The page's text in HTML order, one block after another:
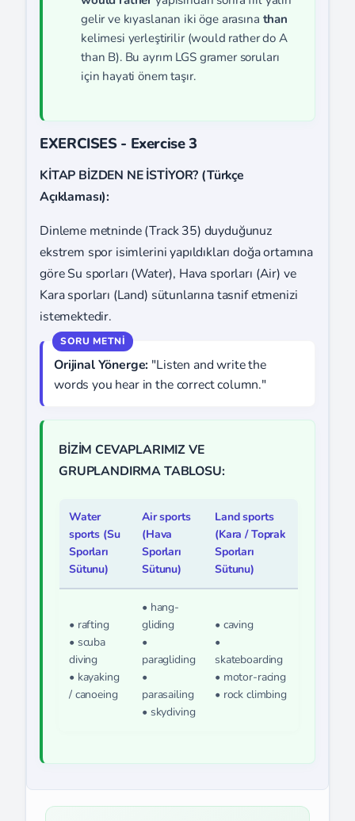
gelir ve kıyaslanan iki öge arasına than
kelimesi yerleştirilir (would rather do A
than B). Bu ayrım LGS gramer soruları
için hayati önem taşır.
EXERCISES - Exercise 3
KİTAP BİZDEN NE İSTİYOR? (Türkçe
Açıklaması):
Dinleme metninde (Track 35) duyduğunuz
ekstrem spor isimlerini yapıldıkları doğa ortamına
göre Su sporları (Water), Hava sporları (Air) ve
Kara sporları (Land) sütunlarına tasnif etmenizi
istemektedir.
Orijinal Yönerge: "Listen and write the
words you hear in the correct column."
BİZİM CEVAPLARIMIZ VE
GRUPLANDIRMA TABLOSU:
Water
sports (Su
Sporları
Sütunu)
Air sports
(Hava
Sporları
Sütunu)
Land sports
(Kara / Toprak
Sporları
Sütunu)
• rafting
• scuba
diving
• kayaking
/ canoeing
• hang-
gliding
•
paragliding
•
parasailing
• skydiving
• caving
•
skateboarding
• motor-racing
• rock climbing